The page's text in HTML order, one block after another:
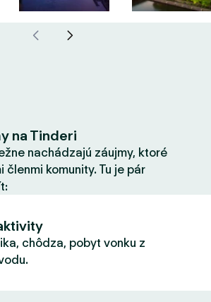
na Tinderi
nachádzajú záujmy, ktoré
komunity. Tu je pár
chôdza, pobyt vonku z